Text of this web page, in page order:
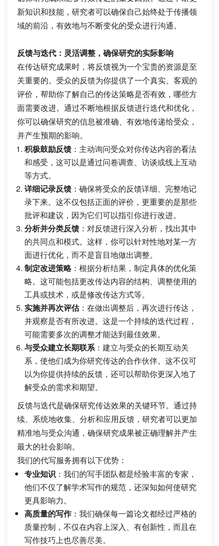
新知识和技能，研究者可以确保自己始终处于传播领
域的前沿，有效地与不断变化的受众进行沟通。
反馈与迭代：灵活调整，确保研究的实际影响
在传达研究成果时，将反馈视为一个宝贵的资源是至
关重要的。受众的反馈为你提供了一个真实、客观的
评价，帮助你了解自己的传达策略是否有效，哪些方
面需要改进。通过不断地根据反馈进行迭代和优化，
你可以确保研究的信息被准确、有效地传递给受众，
并产生预期的影响。
积极鼓励反馈 ：主动询问受众对你传达内容的看法
和感受，这可以是通过问卷调查、访谈或线上互动
等方式。
详细记录反馈 ：确保将受众的反馈详细、完整地记
录下来。这不仅包括正面的评价，更重要的是那些
批评和建议，因为它们可以指引你进行改进。
分析并分类反馈 ：对反馈进行深入分析，找出其中
的共同点和模式。这样，你可以针对性地对某一方
面进行优化，而不是盲目地做出调整。
制定改进策略：根据分析结果，制定具体的优化策
略。这可能包括更改传达内容的结构、调整使用的
工具或技术，或是修改传达方式等。
实施并再次评估：在做出调整后，再次进行传达，
并观察是否有所改进。这是一个持续的迭代过程，
可能需要多次的调整才能达到最佳效果。
与受众建立长期联系：建立与受众的长期互动关
系，使他们成为你研究传达的合作伙伴。这不仅可
以为你提供持续的反馈，还可以帮助你更深入地了
解受众的需求和期望。
反馈与迭代是确保研究传达效果的关键环节。通过持
续、系统地收集、分析和应用反馈，研究者可以更加
精准地与受众沟通，确保研究成果被正确理解并产生
最大的社会影响。
我们的代写服务拥有以下优势：
专业知识 ：我们的写手团队都是经验丰富的专家，
他们不仅了解学术写作的规范，还深知如何使研究
更具影响力。
高质量的写作：我们确保每一篇论文都经过严格的
质量控制，不仅在内容上深入、有创新性，而且在
写作技巧上也尽善尽美。